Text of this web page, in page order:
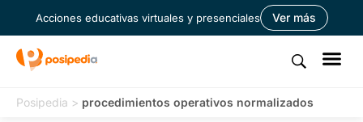
Acciones educativas virtuales y presenciales Ver más
Posipedia > procedimientos operativos normalizados